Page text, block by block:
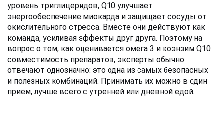
уровень триглицеридов, Q10 улучшает
энергообеспечение миокарда и защищает сосуды от
окислительного стресса. Вместе они действуют как
команда, усиливая эффекты друг друга. Поэтому на
вопрос о том, как оценивается омега 3 и коэнзим Q10
совместимость препаратов, эксперты обычно
отвечают однозначно: это одна из самых безопасных
и полезных комбинаций. Принимать их можно в один
приём, лучше всего с утренней или дневной едой.